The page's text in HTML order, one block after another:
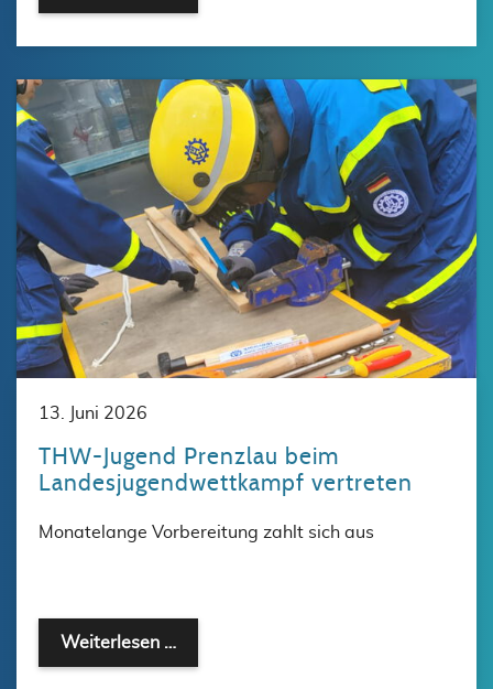
13. Juni 2026
THW-Jugend Prenzlau beim
Landesjugendwettkampf vertreten
Monatelange Vorbereitung zahlt sich aus
Weiterlesen …